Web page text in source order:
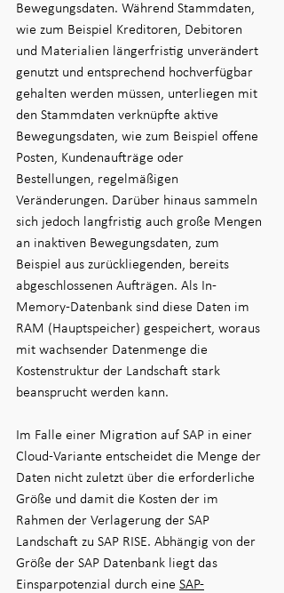
Bewegungsdaten. Während Stammdaten,
wie zum Beispiel Kreditoren, Debitoren
und Materialien längerfristig unverändert
genutzt und entsprechend hochverfügbar
gehalten werden müssen, unterliegen mit
den Stammdaten verknüpfte aktive
Bewegungsdaten, wie zum Beispiel offene
Posten, Kundenaufträge oder
Bestellungen, regelmäßigen
Veränderungen. Darüber hinaus sammeln
sich jedoch langfristig auch große Mengen
an inaktiven Bewegungsdaten, zum
Beispiel aus zurückliegenden, bereits
abgeschlossenen Aufträgen. Als In-
Memory-Datenbank sind diese Daten im
RAM (Hauptspeicher) gespeichert, woraus
mit wachsender Datenmenge die
Kostenstruktur der Landschaft stark
beansprucht werden kann.
Im Falle einer Migration auf SAP in einer
Cloud-Variante entscheidet die Menge der
Daten nicht zuletzt über die erforderliche
Größe und damit die Kosten der im
Rahmen der Verlagerung der SAP
Landschaft zu SAP RISE. Abhängig von der
Größe der SAP Datenbank liegt das
Einsparpotenzial durch eine SAP-